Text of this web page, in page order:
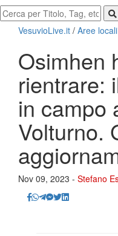
VesuvioLive.it / Aree locali
Osimhen
rientrare:
in campo
Volturno.
Nov 09, 2023 - Stefano